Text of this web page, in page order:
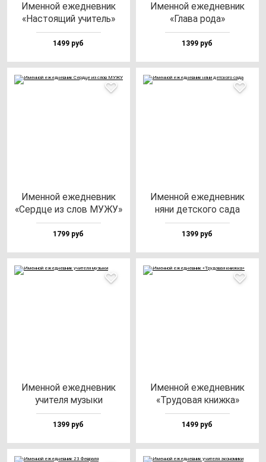
Имен­ной ежед­нев­ник
«Нас­то­ящий учи­тель»
1499 руб
Имен­ной ежед­нев­ник
«Гла­ва ро­да»
1399 руб
Имен­ной ежед­нев­ник
«Сер­дце из слов МУЖУ»
1799 руб
Имен­ной ежед­нев­ник
ня­ни дет­ско­го са­да
1399 руб
Имен­ной ежед­нев­ник
учи­те­ля му­зы­ки
1399 руб
Имен­ной ежед­нев­ник
«Тру­до­вая книж­ка»
1499 руб